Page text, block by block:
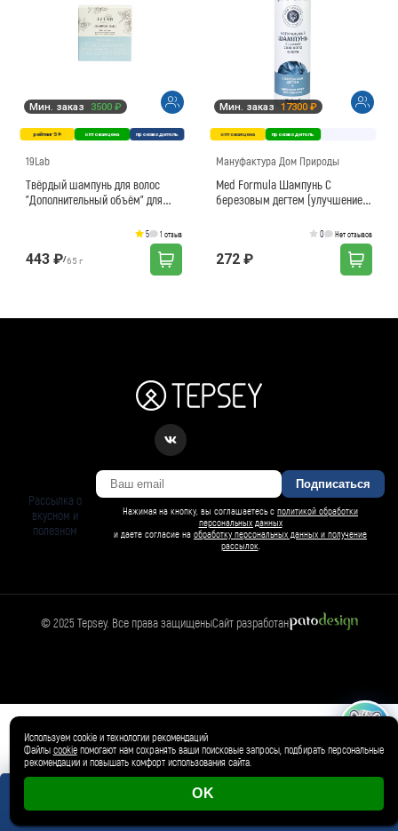
🛍️ Магазин
Товар добавлен в корзину ✓
Корзина пуста
Мин. заказ 3500 ₽
рейтинг 5★ оптовая цена производитель
19Lab
Твёрдый шампунь для волос
"Дополнительный объём" для
5 1 отзыв
443 ₽/65 г
Мин. заказ 17300 ₽
оптовая цена производитель
Мануфактура Дом Природы
Med Formula Шампунь С
березовым дегтем (улучшение
0 Нет отзывов
272 ₽
Рассылка о
вкусном и
полезном
Подписаться
Нажимая на кнопку, вы соглашаетесь с политикой обработки
персональных данных
и даете согласие на обработку персональных данных и получение
рассылок
© 2025 Tepsey. Все права защищеныСайт разработан
Используем cookie и технологии рекомендаций
Файлы cookieпомогают нам сохранять ваши поисковые запросы, подбирать персональные
рекомендации и повышать комфорт использования сайта.
OK